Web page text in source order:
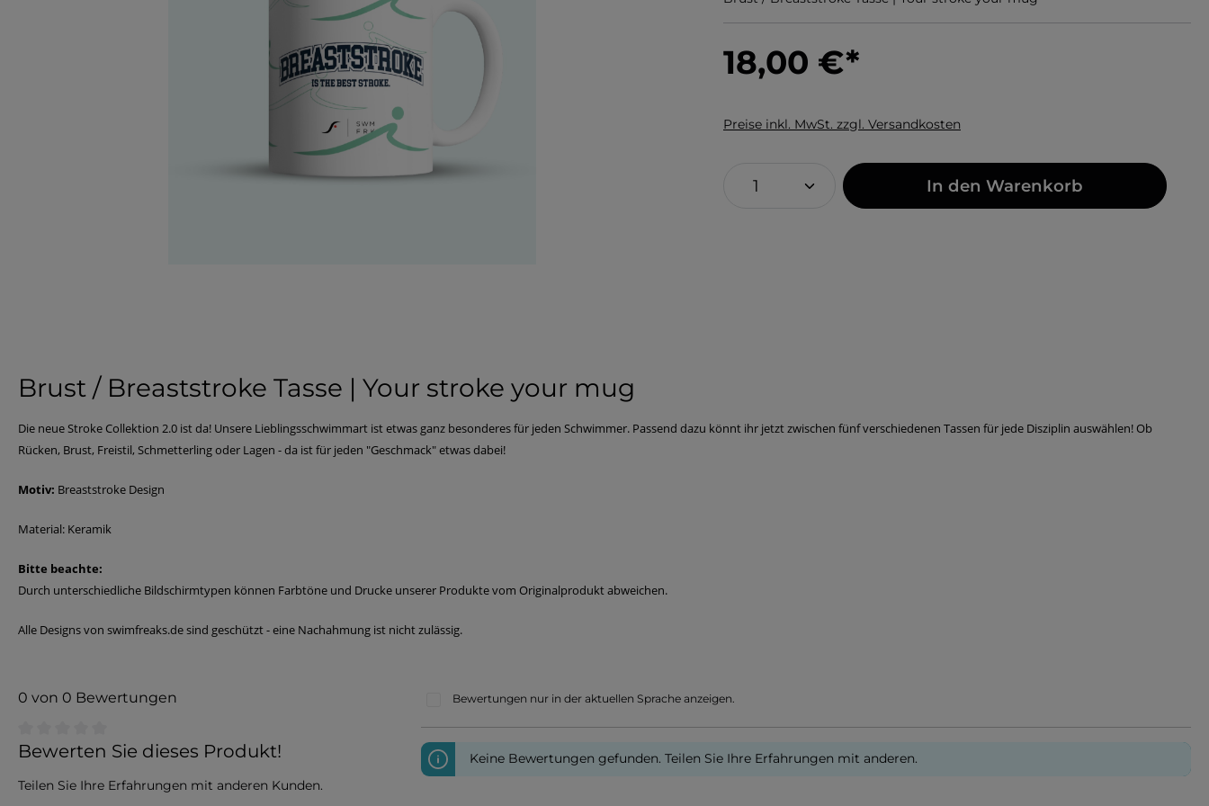
18,00 €*
Preise inkl. MwSt. zzgl. Versandkosten
In den Warenkorb
Brust / Breaststroke Tasse | Your stroke your mug
Die neue Stroke Collektion 2.0 ist da! Unsere Lieblingsschwimmart ist etwas ganz besonderes für jeden Schwimmer. Passend dazu könnt ihr jetzt zwischen fünf verschiedenen Tassen für jede Disziplin auswählen! Ob
Rücken, Brust, Freistil, Schmetterling oder Lagen - da ist für jeden "Geschmack" etwas dabei!
Motiv: Breaststroke Design
Material: Keramik
Bitte beachte:
Durch unterschiedliche Bildschirmtypen können Farbtöne und Drucke unserer Produkte vom Originalprodukt abweichen.
Alle Designs von swimfreaks.de sind geschützt - eine Nachahmung ist nicht zulässig.
0 von 0 Bewertungen
Durchschnittliche Bewertung von 0 von 5 Sternen
Bewerten Sie dieses Produkt!
Teilen Sie Ihre Erfahrungen mit anderen Kunden.
Bewertungen nur in der aktuellen Sprache anzeigen.
Keine Bewertungen gefunden. Teilen Sie Ihre Erfahrungen mit anderen.